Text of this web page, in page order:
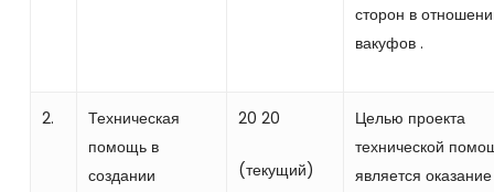
сторон в
вакуфов .
2.
Техническая
помощь в
создании
20 20
(текущий)
Целью проекта
технической
является оказание